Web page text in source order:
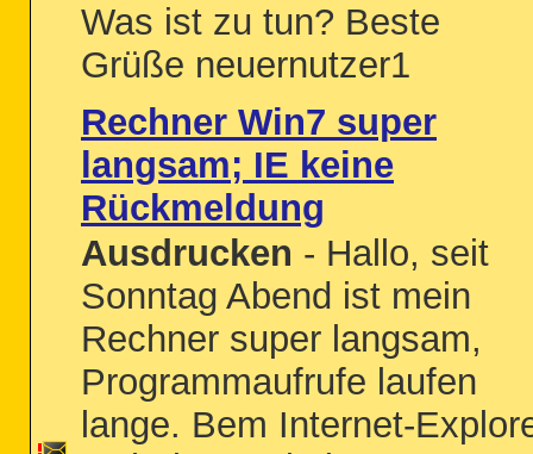
Was ist zu tun? Beste
Grüße neuernutzer1
Rechner Win7 super
langsam; IE keine
Rückmeldung
Ausdrucken - Hallo, seit
Sonntag Abend ist mein
Rechner super langsam,
Programmaufrufe laufen
lange. Bem Internet-